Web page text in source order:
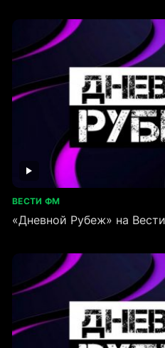
ВЕСТИ ФМ
«Дневной Рубеж» на